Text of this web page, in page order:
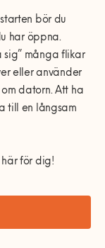
bör du
har öppna.
sig” många flikar
eller använder
datorn. Att ha
till en långsam
här för dig!